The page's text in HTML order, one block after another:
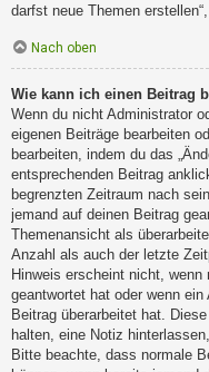
darfst neue Themen
Nach oben
Wie kann ich einen Beitrag
Wenn du nicht Administrator
eigenen Beiträge bearbeiten
bearbeiten, indem du das
entsprechenden Beitrag
begrenzten Zeitraum nach
jemand auf deinen Beitrag
Themenansicht als
Anzahl als auch der letzte
Hinweis erscheint nicht,
geantwortet hat oder wenn
Beitrag überarbeitet hat.
halten, eine Notiz
Bitte beachte, dass normale